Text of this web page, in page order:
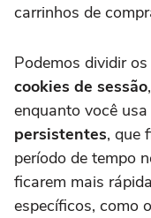
carrinhos de
Podemos dividir
cookies de sessão
enquanto você
persistentes, que
período de tempo
ficarem mais
específicos, como